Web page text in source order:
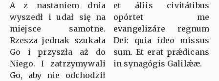
A z nastaniem dnia
wyszedł i udał się na
miejsce samotne.
Rzesza jednak szukała
Go i przyszła aż do
Niego. I zatrzymywali
Go, aby nie odchodził
et áliis civitátibus
opórtet me
evangelizáre regnum
Dei: quia ídeo missus
sum. Et erat prǽdicans
in synagógis Galilǽæ.